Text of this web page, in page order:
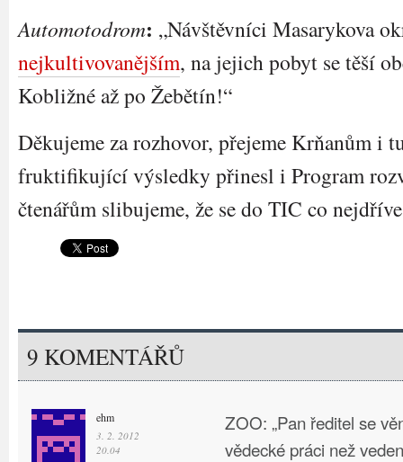
Automotodrom: „Návštěvníci Masarykova
nejkultivovanějším, na jejich pobyt se těší
Kobližné až po Žebětín!“
Děkujeme za rozhovor, přejeme Krňanům i
fruktifikující výsledky přinesl i Program
čtenářům slibujeme, že se do TIC co
9 KOMENTÁŘŮ
ehm
3. 2. 2012
20.04
ZOO: „Pan ředitel se
vědecké práci než